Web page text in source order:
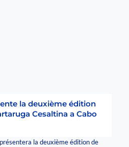
la deuxième édition
Cesaltina a Cabo
la deuxième édition de